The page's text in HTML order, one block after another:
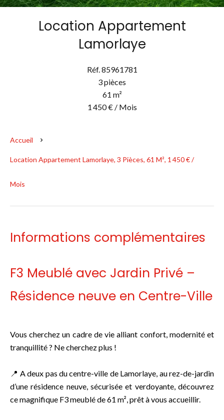
Location Appartement
Lamorlaye
Réf. 85961781
3 pièces
61 m²
1 450 € / Mois
Accueil
Location Appartement Lamorlaye, 3 Pièces, 61 M², 1 450 € /
Mois
Informations complémentaires
F3 Meublé avec Jardin Privé –
Résidence neuve en Centre-Ville
Vous cherchez un cadre de vie alliant confort, modernité et
tranquillité ? Ne cherchez plus !
📍 A deux pas du centre-ville de Lamorlaye, au rez-de-jardin
d’une résidence neuve, sécurisée et verdoyante, découvrez
ce magnifique F3 meublé de 61 m², prêt à vous accueillir.